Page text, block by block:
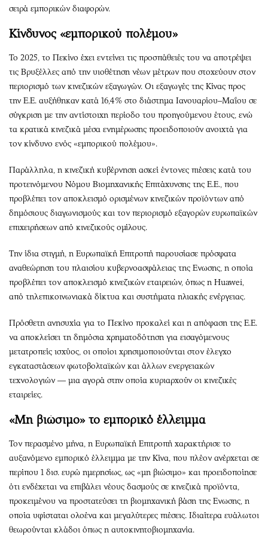
σειρά εμπορικών διαφορών.
Κίνδυνος «εμπορικού πολέμου»
Το 2025, το Πεκίνο έχει εντείνει τις προσπάθειές του να αποτρέψει
τις Βρυξέλλες από την υιοθέτηση νέων μέτρων που στοχεύουν στον
περιορισμό των κινεζικών εξαγωγών. Οι εξαγωγές της Κίνας προς
την Ε.Ε. αυξήθηκαν κατά 16,4% στο διάστημα Ιανουαρίου–Μαΐου σε
σύγκριση με την αντίστοιχη περίοδο του προηγούμενου έτους, ενώ
τα κρατικά κινεζικά μέσα ενημέρωσης προειδοποιούν ανοιχτά για
τον κίνδυνο ενός «εμπορικού πολέμου».
Παράλληλα, η κινεζική κυβέρνηση ασκεί έντονες πιέσεις κατά του
προτεινόμενου Νόμου Βιομηχανικής Επιτάχυνσης της Ε.Ε., που
προβλέπει τον αποκλεισμό ορισμένων κινεζικών προϊόντων από
δημόσιους διαγωνισμούς και τον περιορισμό εξαγορών ευρωπαϊκών
επιχειρήσεων από κινεζικούς ομίλους.
Την ίδια στιγμή, η Ευρωπαϊκή Επιτροπή παρουσίασε πρόσφατα
αναθεώρηση του πλαισίου κυβερνοασφάλειας της Ενωσης, η οποία
προβλέπει τον αποκλεισμό κινεζικών εταιρειών, όπως η Huawei,
από τηλεπικοινωνιακά δίκτυα και συστήματα ηλιακής ενέργειας.
Πρόσθετη ανησυχία για το Πεκίνο προκαλεί και η απόφαση της Ε.Ε.
να αποκλείσει τη δημόσια χρηματοδότηση για εισαγόμενους
μετατροπείς ισχύος, οι οποίοι χρησιμοποιούνται στον έλεγχο
εγκαταστάσεων φωτοβολταϊκών και άλλων ενεργειακών
τεχνολογιών — μια αγορά στην οποία κυριαρχούν οι κινεζικές
εταιρείες.
«Μη βιώσιμο» το εμπορικό έλλειμμα
Τον περασμένο μήνα, η Ευρωπαϊκή Επιτροπή χαρακτήρισε το
αυξανόμενο εμπορικό έλλειμμα με την Κίνα, που πλέον ανέρχεται σε
περίπου 1 δισ. ευρώ ημερησίως, ως «μη βιώσιμο» και προειδοποίησε
ότι ενδέχεται να επιβάλει νέους δασμούς σε κινεζικά προϊόντα,
προκειμένου να προστατεύσει τη βιομηχανική βάση της Ενωσης, η
οποία υφίσταται ολοένα και μεγαλύτερες πιέσεις. Ιδιαίτερα ευάλωτοι
θεωρούνται κλάδοι όπως η αυτοκινητοβιομηχανία.